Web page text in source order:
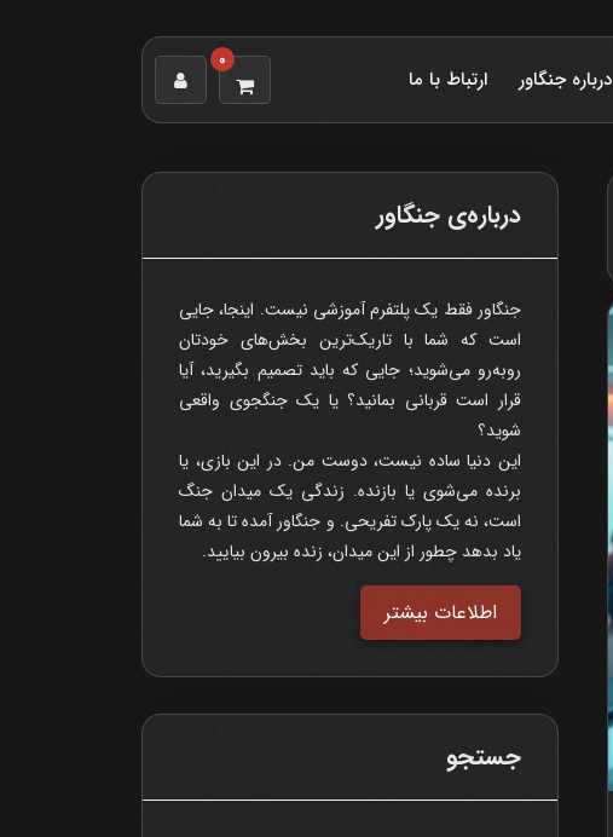
درباره جنگاور ارتباط با ما
0
درباره‌ی جنگاور
جنگاور فقط یک پلتفرم آموزشی نیست. اینجا، جایی
است که شما با تاریک‌ترین بخش‌های خودتان
روبه‌رو می‌شوید؛ جایی که باید تصمیم بگیرید، آیا
قرار است قربانی بمانید؟ یا یک جنگجوی واقعی
شوید؟
این دنیا ساده نیست، دوست من. در این بازی، یا
برنده می‌شوی یا بازنده. زندگی یک میدان جنگ
است، نه یک پارک تفریحی. و جنگاور آمده تا به شما
یاد بدهد چطور از این میدان، زنده بیرون بیایید.
اطلاعات بیشتر
جستجو